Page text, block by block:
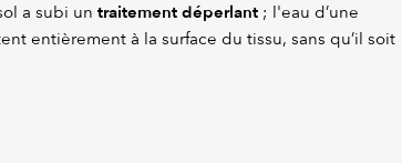
a subi un traitement déperlant ; l'eau d’une
entièrement à la surface du tissu, sans qu’il soit